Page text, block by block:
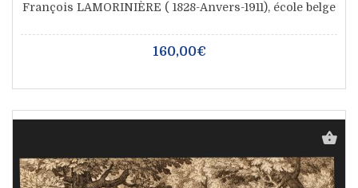
François LAMORINIÈRE ( 1828-Anvers-1911), école belge
160,00€